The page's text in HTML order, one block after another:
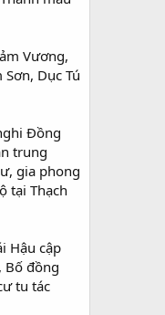
Vương,
Dục Tú
Đồng
trung
gia phong
tại Thạch
Hậu cập
Bố đồng
tu tác